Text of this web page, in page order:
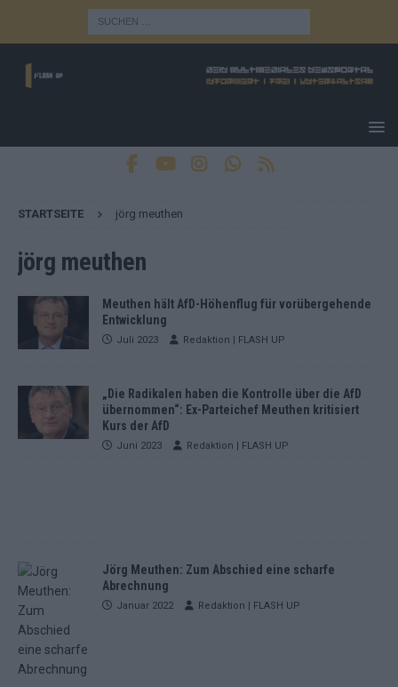
STARTSEITE jörg meuthen
jörg meuthen
Meuthen hält AfD-Höhenflug für vorübergehende
Entwicklung
Juli 2023 Redaktion | FLASH UP
„Die Radikalen haben die Kontrolle über die AfD
übernommen“: Ex-Parteichef Meuthen kritisiert
Kurs der AfD
Juni 2023 Redaktion | FLASH UP
Jörg Meuthen: Zum Abschied eine scharfe
Abrechnung
Januar 2022 Redaktion | FLASH UP